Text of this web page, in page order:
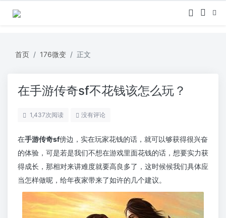
首页 176微变 正文
在手游传奇sf不花钱该怎么玩？
1,437次阅读 没有评论
在手游传奇sf傍边，实在玩家花钱的话，就可以够获得很兴奋
的体验，可是若是我们不想在游戏里面花钱的话，想要实力获
得成长，那相对来讲难度就要高良多了，这时候候我们具体应
当怎样做呢，给年夜家带来了如许的几个建议。